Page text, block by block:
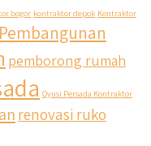
bogor kontraktor depok Kontraktor
pemborong rumah
Qyusi Persada Kontraktor
renovasi ruko